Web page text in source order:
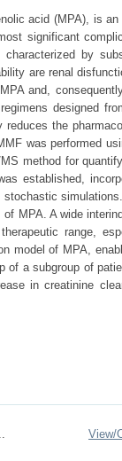
acid (MPA), is
significant
by
are renal
and,
designed
the
was performed
method for
established,
MPA. A wide
range,
model of MPA,
of a subgroup of
in creatinine
View/